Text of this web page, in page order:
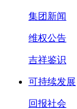
集团新闻
维权公告
吉祥鉴识
可持续发展
回报社会